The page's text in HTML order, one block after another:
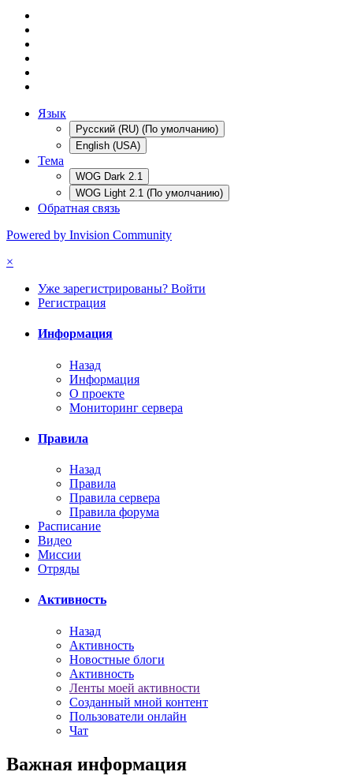
Язык
Русский (RU) (По умолчанию)
English (USA)
Тема
WOG Dark 2.1
WOG Light 2.1 (По умолчанию)
Обратная связь
Powered by Invision Community
×
Уже зарегистрированы? Войти
Регистрация
Информация
Назад
Информация
О проекте
Мониторинг сервера
Правила
Назад
Правила
Правила сервера
Правила форума
Расписание
Видео
Миссии
Отряды
Активность
Назад
Активность
Новостные блоги
Активность
Ленты моей активности
Созданный мной контент
Пользователи онлайн
Чат
Важная информация